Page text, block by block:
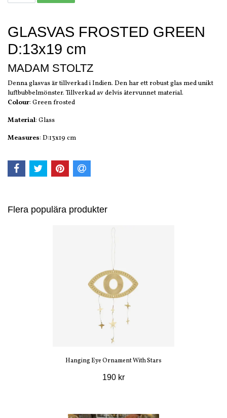
GLASVAS FROSTED GREEN
D:13x19 cm
MADAM STOLTZ
Denna glasvas är tillverkad i Indien. Den har ett robust glas med unikt
luftbubbelmönster. Tillverkad av delvis återvunnet material.
Colour: Green frosted
Material: Glass
Measures: D:13x19 cm
Flera populära produkter
Hanging Eye Ornament With Stars
190 kr